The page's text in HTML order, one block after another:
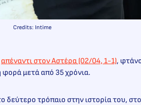
Credits: Intime
απέναντι στον Αστέρα (02/04, 1-1),
μετά από 35 χρόνια.
δεύτερο τρόπαιο στην ιστορία του,